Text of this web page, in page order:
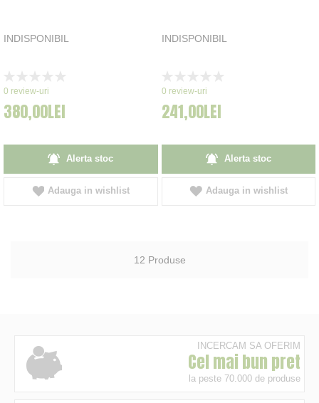
INDISPONIBIL
0%
0 review-uri
380,00LEI
Alerta stoc
Adauga in wishlist
INDISPONIBIL
0%
0 review-uri
241,00LEI
Alerta stoc
Adauga in wishlist
12 Produse
INCERCAM SA OFERIM
Cel mai bun pret
la peste 70.000 de produse